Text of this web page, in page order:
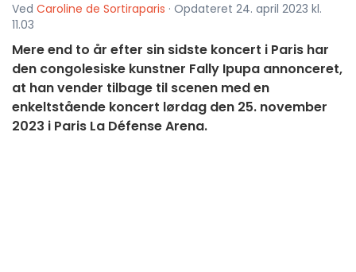
Ved Caroline de Sortiraparis · Opdateret 24. april 2023 kl.
11.03
Mere end to år efter sin sidste koncert i Paris har
den congolesiske kunstner Fally Ipupa annonceret,
at han vender tilbage til scenen med en
enkeltstående koncert lørdag den 25. november
2023 i Paris La Défense Arena.